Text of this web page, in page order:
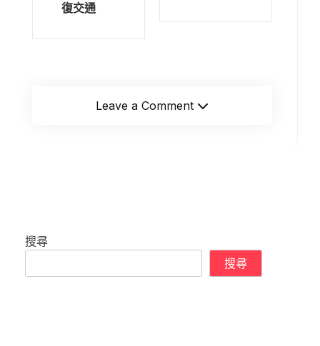
復交通
Leave a Comment
搜尋
搜尋